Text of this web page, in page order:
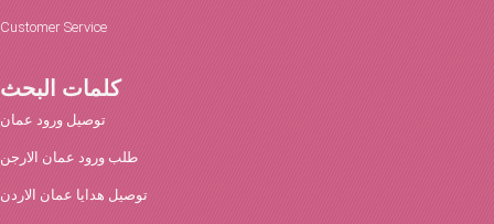
Customer Service
كلمات البحث
توصيل ورود عمان
طلب ورود عمان الارجن
توصيل هدايا عمان الاردن